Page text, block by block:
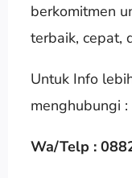
berkomitmen
terbaik, cepat,
Untuk Info
menghubungi :
Wa/Telp :